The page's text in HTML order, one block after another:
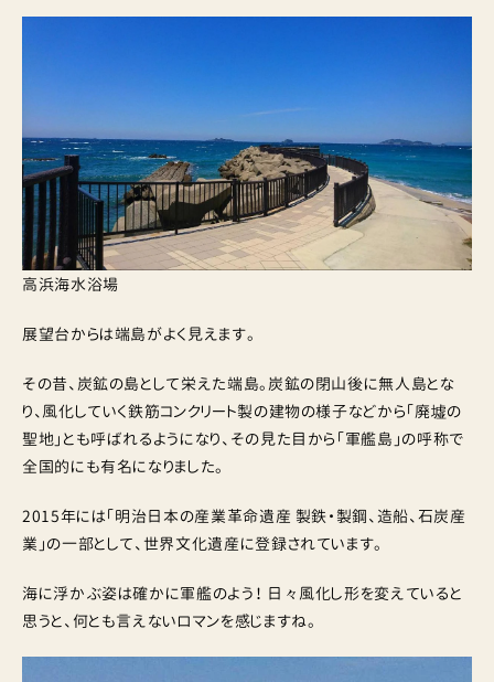
高浜海水浴場
展望台からは端島がよく見えます。
その昔、炭鉱の島として栄えた端島。炭鉱の閉山後に無人島とな
り、風化していく鉄筋コンクリート製の建物の様子などから「廃墟の
聖地」とも呼ばれるようになり、その見た目から「軍艦島」の呼称で
全国的にも有名になりました。
2015年には「明治日本の産業革命遺産 製鉄・製鋼、造船、石炭産
業」の一部として、世界文化遺産に登録されています。
海に浮かぶ姿は確かに軍艦のよう！ 日々風化し形を変えていると
思うと、何とも言えないロマンを感じますね。